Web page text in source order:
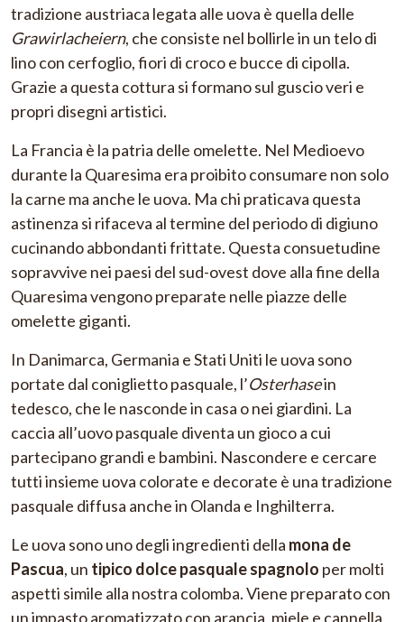
tradizione austriaca legata alle uova è quella delle
Grawirlacheiern, che consiste nel bollirle in un telo di
lino con cerfoglio, fiori di croco e bucce di cipolla.
Grazie a questa cottura si formano sul guscio veri e
propri disegni artistici.
La Francia è la patria delle omelette. Nel Medioevo
durante la Quaresima era proibito consumare non solo
la carne ma anche le uova. Ma chi praticava questa
astinenza si rifaceva al termine del periodo di digiuno
cucinando abbondanti frittate. Questa consuetudine
sopravvive nei paesi del sud-ovest dove alla fine della
Quaresima vengono preparate nelle piazze delle
omelette giganti.
In Danimarca, Germania e Stati Uniti le uova sono
portate dal coniglietto pasquale, l’Osterhasein
tedesco, che le nasconde in casa o nei giardini. La
caccia all’uovo pasquale diventa un gioco a cui
partecipano grandi e bambini. Nascondere e cercare
tutti insieme uova colorate e decorate è una tradizione
pasquale diffusa anche in Olanda e Inghilterra.
Le uova sono uno degli ingredienti della mona de
Pascua, un tipico dolce pasquale spagnolo per molti
aspetti simile alla nostra colomba. Viene preparato con
un impasto aromatizzato con arancia, miele e cannella